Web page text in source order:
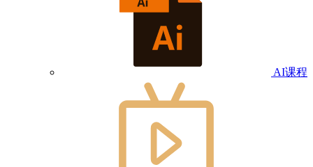
AI课程